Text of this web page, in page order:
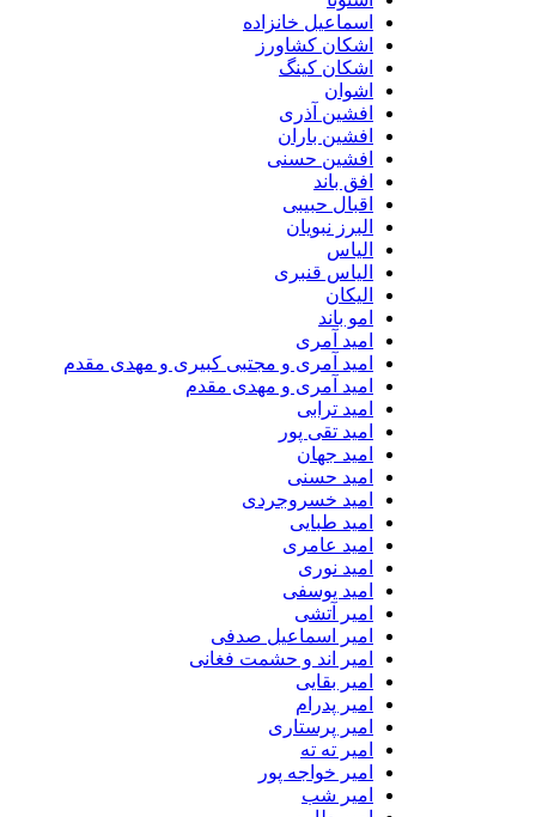
اسماعیل خانزاده
اشکان کشاورز
اشکان کینگ
افشین آذری
افشین باران
افشین حسنی
افق باند
اقبال حبیبی
البرز نبویان
الیاس قنبرى
امو باند
امید آمری
امید آمری و مجتبی کبیری و مهدى مقدم
امید آمری و مهدی مقدم
امید ترابی
امید تقی پور
امید جهان
امید حسنی
امید خسروجردی
امید طبایی
امید عامری
امید نوری
امید یوسفی
امیر آتشی
امیر اسماعیل صدفی
امیر اند و حشمت فغانی
امیر بقایی
امیر پدرام
امیر پرستاری
امیر ته ته
امیر خواجه پور
امیر شب